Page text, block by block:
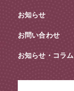
お知らせ
お問い合わせ
お知らせ・コラム